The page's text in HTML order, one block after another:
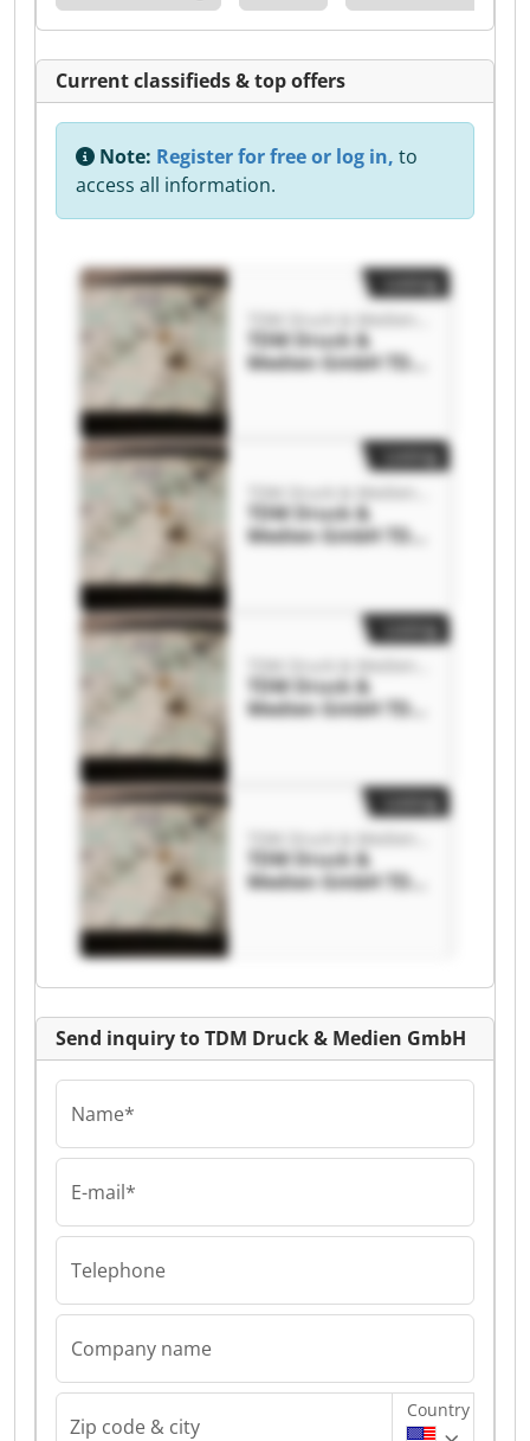
Current classifieds & top offers
Note: Register for free or log in, to
access all information.
TDM Druck &
Medien GmbH TDM
TDM Druck &
Medien GmbH TDM
TDM Druck &
Medien GmbH TDM
TDM Druck &
Medien GmbH TDM
Send inquiry to TDM Druck & Medien GmbH
Name*
E-mail*
Telephone
Company name
Zip code & city
Country